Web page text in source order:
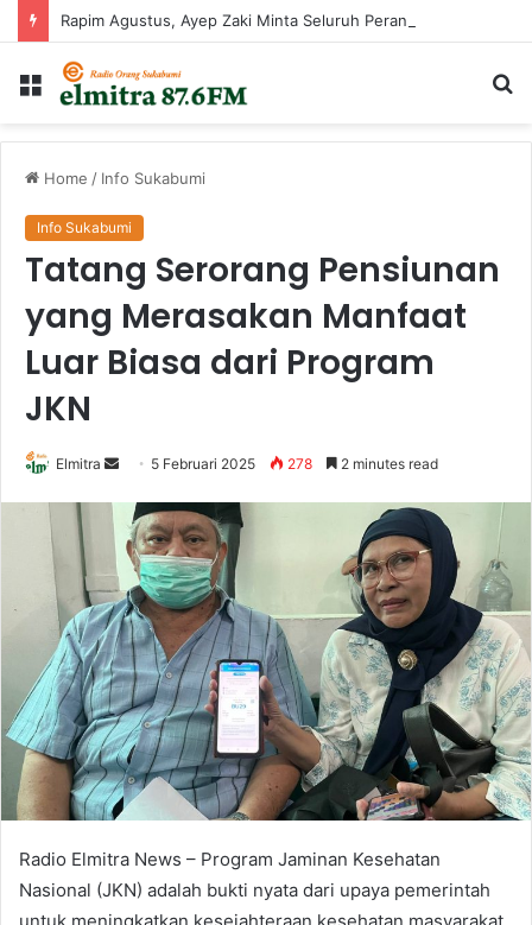
Menu
Home / Info Sukabumi
Info Sukabumi
Tatang Serorang Pensiunan
yang Merasakan Manfaat
Luar Biasa dari Program
JKN
Elmitra
Send
email
5 Februari 2025 278 2 minutes read
Radio Elmitra News – Program Jaminan Kesehatan
Nasional (JKN) adalah bukti nyata dari upaya pemerintah